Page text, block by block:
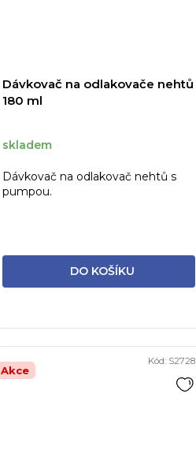
Dávkovač na odlakovače nehtů
180 ml
skladem
DO KOŠÍKU
Dávkovač na odlakovač nehtů s
pumpou.
Akce
Kód: S2728